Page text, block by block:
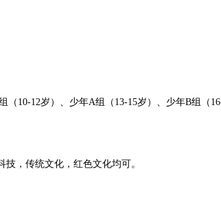
（10-12岁）、少年A组（13-15岁）、少年B组（
，传统文化，红色文化均可。